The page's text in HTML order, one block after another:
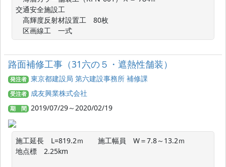
交通安全施設工
高輝度反射材設置工　80枚
区画線工　一式
路面補修工事（31六の５・遮熱性舗装）
発注者 東京都建設局 第六建設事務所 補修課
受注者 成友興業株式会社
期 間 2019/07/29～2020/02/19
施工延長　L=819.2ｍ　　施工幅員　W＝7.8～13.2ｍ
地点標　2.25km